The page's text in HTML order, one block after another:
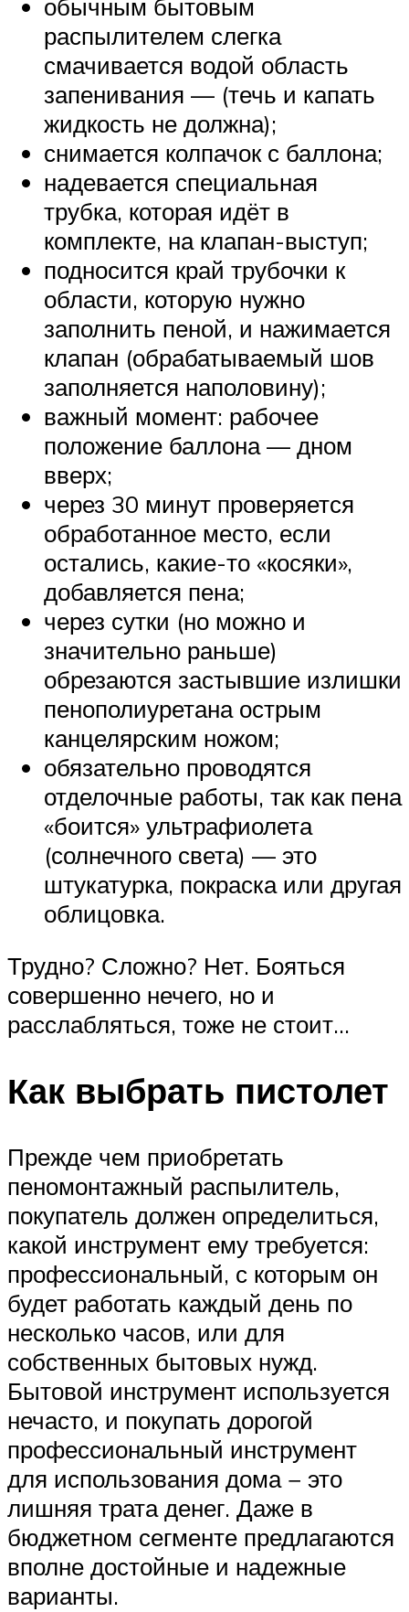
обычным бытовым
распылителем слегка
смачивается водой область
запенивания — (течь и капать
жидкость не должна);
снимается колпачок с баллона;
надевается специальная
трубка, которая идёт в
комплекте, на клапан-выступ;
подносится край трубочки к
области, которую нужно
заполнить пеной, и нажимается
клапан (обрабатываемый шов
заполняется наполовину);
важный момент: рабочее
положение баллона — дном
вверх;
через 30 минут проверяется
обработанное место, если
остались, какие-то «косяки»,
добавляется пена;
через сутки (но можно и
значительно раньше)
обрезаются застывшие излишки
пенополиуретана острым
канцелярским ножом;
обязательно проводятся
отделочные работы, так как пена
«боится» ультрафиолета
(солнечного света) — это
штукатурка, покраска или другая
облицовка.
Трудно? Сложно? Нет. Бояться
совершенно нечего, но и
расслабляться, тоже не стоит…
Как выбрать пистолет
Прежде чем приобретать
пеномонтажный распылитель,
покупатель должен определиться,
какой инструмент ему требуется:
профессиональный, с которым он
будет работать каждый день по
несколько часов, или для
собственных бытовых нужд.
Бытовой инструмент используется
нечасто, и покупать дорогой
профессиональный инструмент
для использования дома − это
лишняя трата денег. Даже в
бюджетном сегменте предлагаются
вполне достойные и надежные
варианты.